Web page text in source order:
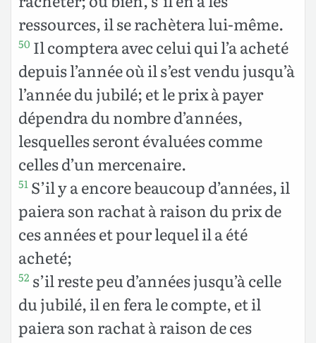
ressources, il se rachètera lui-même.
50 Il comptera avec celui qui l’a acheté
depuis l’année où il s’est vendu jusqu’à
l’année du jubilé; et le prix à payer
dépendra du nombre d’années,
lesquelles seront évaluées comme
celles d’un mercenaire.
51 S’il y a encore beaucoup d’années, il
paiera son rachat à raison du prix de
ces années et pour lequel il a été
acheté;
52 s’il reste peu d’années jusqu’à celle
du jubilé, il en fera le compte, et il
paiera son rachat à raison de ces